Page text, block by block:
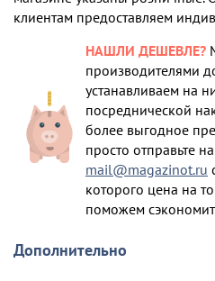
клиентам предоставляем
НАШЛИ ДЕШЕВЛЕ?
производителями
устанавливаем на
посреднической
более выгодное
просто отправьте
mail@magazinot.ru
которого цена на
поможем
Дополнительно